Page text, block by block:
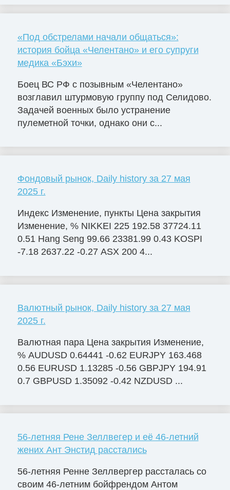
«Под обстрелами начали общаться»:
история бойца «Челентано» и его супруги
медика «Бэхи»
Боец ВС РФ с позывным «Челентано»
возглавил штурмовую группу под Селидово.
Задачей военных было устранение
пулеметной точки, однако они с...
Фондовый рынок, Daily history за 27 мая
2025 г.
Индекс Изменение, пункты Цена закрытия
Изменение, % NIKKEI 225 192.58 37724.11
0.51 Hang Seng 99.66 23381.99 0.43 KOSPI
-7.18 2637.22 -0.27 ASX 200 4...
Валютный рынок, Daily history за 27 мая
2025 г.
Валютная пара Цена закрытия Изменение,
% AUDUSD 0.64441 -0.62 EURJPY 163.468
0.56 EURUSD 1.13285 -0.56 GBPJPY 194.91
0.7 GBPUSD 1.35092 -0.42 NZDUSD ...
56-летняя Рене Зеллвегер и её 46-летний
жених Ант Энстид расстались
56-летняя Ренне Зеллвергер рассталась со
своим 46-летним бойфрендом Антом